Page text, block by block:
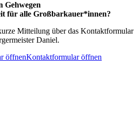
Gehwegen
für alle Großbarkauer*innen?
Mitteilung über das Kontaktformular
Daniel.
öffnenKontaktformular öffnen